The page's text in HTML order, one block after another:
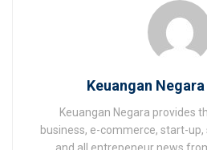
Keuangan
Keuangan Negara provides
business, e-commerce, start-
and all entrepeneur news